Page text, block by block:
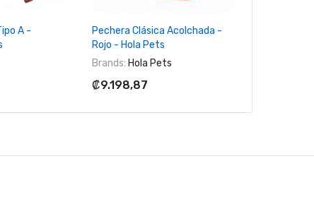
Carrito
A -
+ Agregar Al Carrito
Pechera Clásica Acolchada -
Rojo - Hola Pets
Brands: Hola Pets
₡9.198,87